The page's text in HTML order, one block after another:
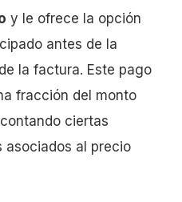
y le ofrece la opción
antes de la
la factura. Este pago
fracción del monto
ciertas
asociados al precio